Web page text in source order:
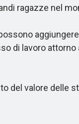
ragazze nel
di lavoro
del valore delle